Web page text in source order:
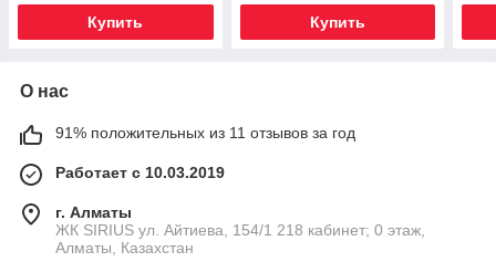
Купить Купить
О нас
91% положительных из 11 отзывов за год
Работает с 10.03.2019
г. Алматы
​ЖК SIRIUS​ ул. Айтиева, 154/1​ 218 кабинет; 0 этаж,
Алматы, Казахстан